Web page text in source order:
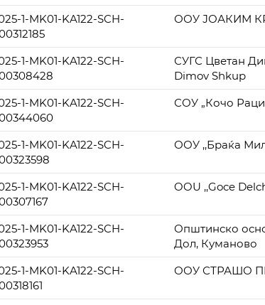
1-MK01-KA122-SCH-
ООУ ЈОАКИМ
1-MK01-KA122-SCH-
СУГС Цветан
Dimov Shkup
1-MK01-KA122-SCH-
СОУ „Кочо
1-MK01-KA122-SCH-
ООУ ,,Браќа
1-MK01-KA122-SCH-
OOU ,,Goce
1-MK01-KA122-SCH-
Општинско
Дол, Куманово
1-MK01-KA122-SCH-
ООУ СТРАШО